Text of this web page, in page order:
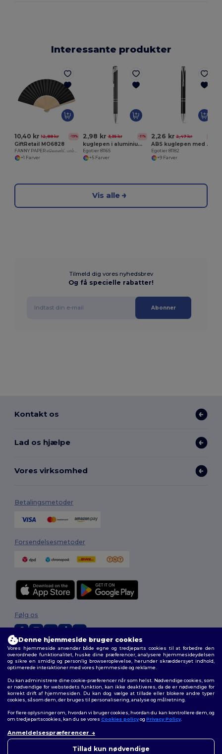
Interessante produkter
10,40 kr 12,88 kr -19%
GiftRetail MO6828
+1 Farver
2,98 kr 3,35 kr -11%
kuglepen i aluminium med clip
Egotier 81165
+5 Farver
2,26 kr 2,47 kr
ABS kuglepen med metalclips
Egotier 81182
+9 Farver
Vis alle
Tilmeld dig vores nyhedsbrev
Og få specielle rabatter!
Abonner
Kontakt os
Lad os hjælpe
Vores virksomhed
Betalingsmetoder
Forsendelsesmetoder
2026. Alle rettigheder forbeholdes
Vilkår og Betingelser|Tilpasset politik|Fortrolighedspolitik|Politik for
cookies|Sitemap
Følg os
Denne hjemmeside bruger cookies
Vores hjemmeside anvender både egne og tredjeparts cookies til at forbedre den
overordnede funktionalitet, huske dine præferencer, analysere hjemmesideydelsen
og sikre en smidig og personlig browseroplevelse, herunder skræddersyet indhold,
optimerede interaktioner med vores hjemmeside og reklame.
Du kan administrere dine cookie-præferencer når som helst. Nødvendige cookies, som
er nødvendige for webstedets funktion, kan ikke deaktiveres, da de er nødvendige for
korrekt drift af hjemmesiden. Du kan dog vælge at tillade eller blokere andre typer
cookies, såsom dem, der bruges til personalisering, analyse og målretning.
For flere oplysninger om, hvordan vi bruger cookies, hvordan du kan kontrollere dem, og
om tredjepartscookies, kan du se vores Cookies policyog Privacy Policy.
Anmeldelsespræferencer
Tillad kun nødvendige
bekymringer, kan du kontakte